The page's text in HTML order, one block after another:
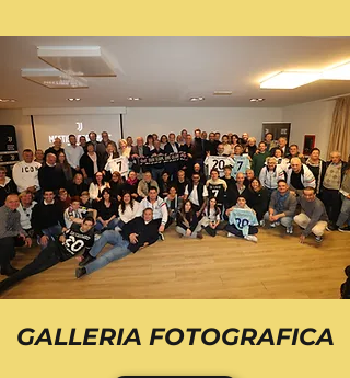
GALLERIA FOTOGRAFICA